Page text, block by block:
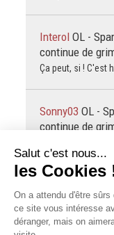
Interol OL -
continue de
Ça peut, si ! C'est
Sonny03 OL -
continue de
OL -
continue de
On peut dire ce